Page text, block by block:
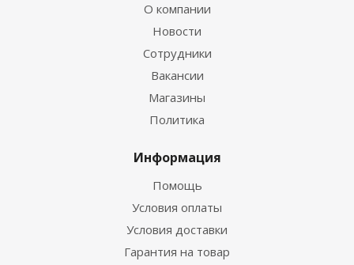
О компании
Новости
Сотрудники
Вакансии
Магазины
Политика
Информация
Помощь
Условия оплаты
Условия доставки
Гарантия на товар